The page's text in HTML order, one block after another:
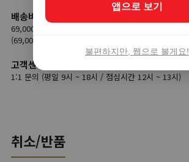
배송비
69,000원 이상 무료배송
(69,000원 미만 결제 시, 9,900원 배송료 부담)
고객센터
1:1 문의 (평일 9시 ~ 18시 / 점심시간 12시 ~ 13시)
취소/반품
앱으로 보기
불편하지만, 웹으로 볼게요!